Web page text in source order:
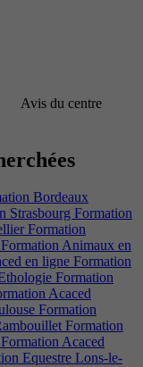
Avis du centre
Bordeaux
Strasbourg Formation
Formation
Formation Animaux en
en ligne Formation
Formation
Acaced
Formation
Formation
Formation Acaced
Equestre Lons-le-